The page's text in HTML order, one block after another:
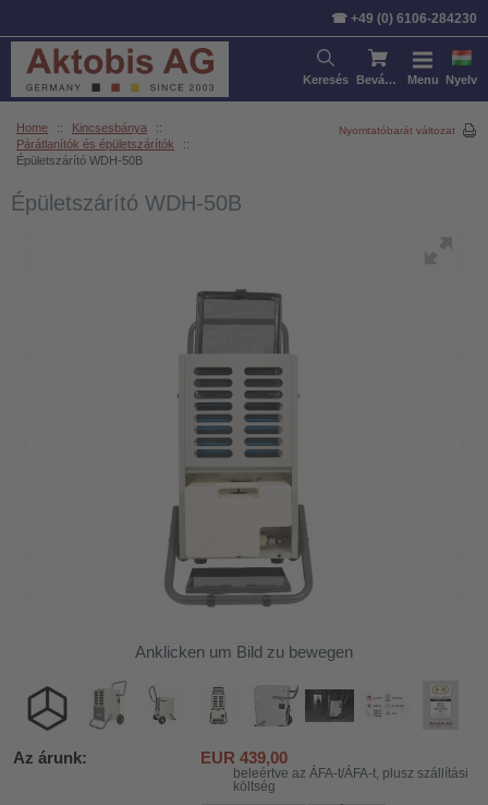
☎ +49 (0) 6106-284230
Keresés Bevásárlókosár Menu Nyelv
Home :: Kincsesbánya
::
Párátlanítók és épületszárítók
::
Épületszárító WDH-50B
Nyomtatóbarát változat
Épületszárító WDH-50B
Anklicken um Bild zu bewegen
Az árunk: EUR 439,00
beleértve az ÁFA-t/ÁFA-t, plusz szállítási
költség